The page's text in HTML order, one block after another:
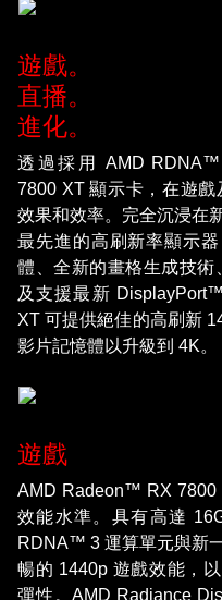
遊戲。
直播。
進化。
透過採用 AMD
7800 XT 顯示卡，在遊
效果和效率。完全沉浸在
最先進的高刷新率顯示
體、全新的畫格生成技術
及支援最新
XT 可提供絕佳的高刷新
影片記憶體以升級到 4K。
遊戲
AMD Radeon™ RX
效能水準。具有高達
RDNA™ 3 運算單元與新
暢的 1440p 遊戲效能，
彈性。AMD Radiance